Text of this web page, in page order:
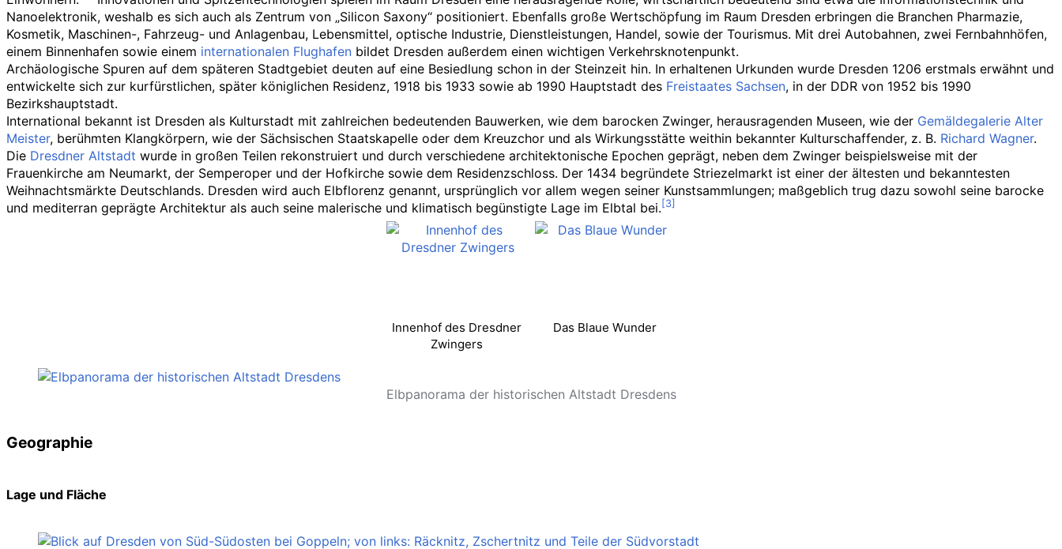
Nanoelektronik, weshalb es sich auch als Zentrum von „Silicon Saxony“ positioniert. Ebenfalls große Wertschöpfung im Raum Dresden erbringen die Branchen Pharmazie,
Kosmetik, Maschinen-, Fahrzeug- und Anlagenbau, Lebensmittel, optische Industrie, Dienstleistungen, Handel, sowie der Tourismus. Mit drei Autobahnen, zwei Fernbahnhöfen,
einem Binnenhafen sowie einem internationalen Flughafen bildet Dresden außerdem einen wichtigen Verkehrsknotenpunkt.
Archäologische Spuren auf dem späteren Stadtgebiet deuten auf eine Besiedlung schon in der Steinzeit hin. In erhaltenen Urkunden wurde Dresden 1206 erstmals erwähnt und
entwickelte sich zur kurfürstlichen, später königlichen Residenz, 1918 bis 1933 sowie ab 1990 Hauptstadt des Freistaates Sachsen, in der DDR von 1952 bis 1990
Bezirkshauptstadt.
International bekannt ist Dresden als Kulturstadt mit zahlreichen bedeutenden Bauwerken, wie dem barocken Zwinger, herausragenden Museen, wie der Gemäldegalerie Alter
Meister, berühmten Klangkörpern, wie der Sächsischen Staatskapelle oder dem Kreuzchor und als Wirkungsstätte weithin bekannter Kulturschaffender, z. B. Richard Wagner.
Die Dresdner Altstadt wurde in großen Teilen rekonstruiert und durch verschiedene architektonische Epochen geprägt, neben dem Zwinger beispielsweise mit der
Frauenkirche am Neumarkt, der Semperoper und der Hofkirche sowie dem Residenzschloss. Der 1434 begründete Striezelmarkt ist einer der ältesten und bekanntesten
Weihnachtsmärkte Deutschlands. Dresden wird auch Elbflorenz genannt, ursprünglich vor allem wegen seiner Kunstsammlungen; maßgeblich trug dazu sowohl seine barocke
und mediterran geprägte Architektur als auch seine malerische und klimatisch begünstigte Lage im Elbtal bei.
Innenhof des Dresdner
Zwingers
Das Blaue Wunder
Elbpanorama der historischen Altstadt Dresdens
Geographie
Lage und Fläche